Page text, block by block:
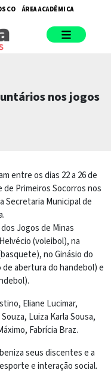
ÁREA ACADÊMICA
nos jogos
entre os dias 22 a 26 de
de Primeiros Socorros nos
Secretaria Municipal de
Jogos de Minas
(voleibol), na
no Ginásio do
abertura do handebol) e
Eliane Lucimar,
Luiza Karla Sousa,
Fabrícia Braz.
seus discentes e a
e interação social.